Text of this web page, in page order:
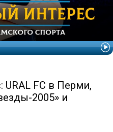
URAL FC в Перми,
2005» и